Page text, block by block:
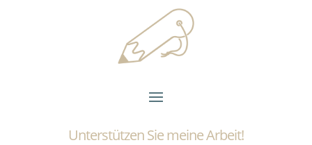
Unterstützen Sie meine Arbeit!